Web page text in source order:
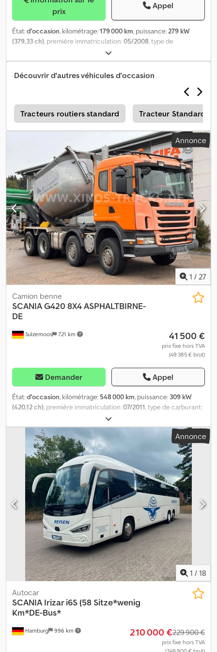
Chauffage à eau avec échangeur thermique et chauffage au sol
(WEBASTO - THERMO 90 - 24 volts) * Climatiseur avec
télécommande (DOMETIC - FRESHWELL 3000 -
prix
Appel
État:d'occasion, kilométrage:179 000 km, puissance:279 kW
(379,33 ch), première immatriculation:05/2008, type de
26 000 kg
automatique, classe d'émission:Euro 4, Équipement:ABS,
climatisation
, Scania 6 chevaux, cellule d’habitation avec
Découvrir d'autres véhicules d'occasion
Tracteurs routiers standard Tracteur Standard
Annonce
1 / 27
Sulzemoos 721 km
Camion benne
SCANIAG420 8X4 ASPHALTBIRNE-
DE
41 500 €
prix fixe hors TVA
(49 385 € brut)
Demander Appel
État:d'occasion, kilométrage: 548 000 km, puissance: 309 kW
(420,12 ch), première immatriculation:07/2011, type de carburant:
, configuration d'essieux:
type d'engrenage:mécanique, classe d'émission:Euro 5,
Équipement:ABS, climatisation, hayon élévateur, programme
électronique de stabilité (ESP), Scania 8x4, camion à asphalte
Primetzhofer Camion à asphalte Primetzhofer Hayon hydraulique
Trappes hydrauliques Boîte de vitesses manuelle Pneus en bon
état (environ 70 %) Dsdozly Upepfx Ai Hskr Suspension à ressorts
à lames Boîte de vitesses manuelle Environ 540 000 km Véhicule
allemand avec immatriculation allemande Caméra de recul État
très bien entretenu Cabine couchette Commande interne et
externe du camion Toutes les informations sont fournies sans
garantie, et aucune responsabilité n'est acceptée en cas
d'erreur. Vente sous réserve de disponibilité. Vente uniquement
aux acheteurs professionnels. Les photos ont été retouchées
uniquement à des fins de protection des clients.
Annonce
1 / 18
Hamburg 996 km
Autocar
SCANIA Irizar i6S (58 Sitze*wenig
Km*DE-Bus*
210 000 €229 900 €
prix fixe hors TVA